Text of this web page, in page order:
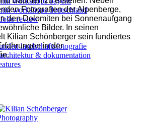
workshops deutschland
review
landschaftsfotografie
& dokumentation
Fotografien der Alpenberge,
den Dolomiten bei Sonnenaufgang
Bilder. In seinen
Kilian Schönberger sein fundiertes
in der